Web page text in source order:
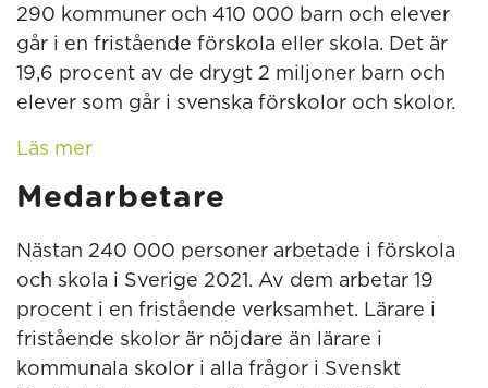
290 kommuner och 410 000 barn och elever
går i en fristående förskola eller skola. Det är
19,6 procent av de drygt 2 miljoner barn och
elever som går i svenska förskolor och skolor.
Läs mer
Medarbetare
Nästan 240 000 personer arbetade i förskola
och skola i Sverige 2021. Av dem arbetar 19
procent i en fristående verksamhet. Lärare i
fristående skolor är nöjdare än lärare i
kommunala skolor i alla frågor i Svenskt